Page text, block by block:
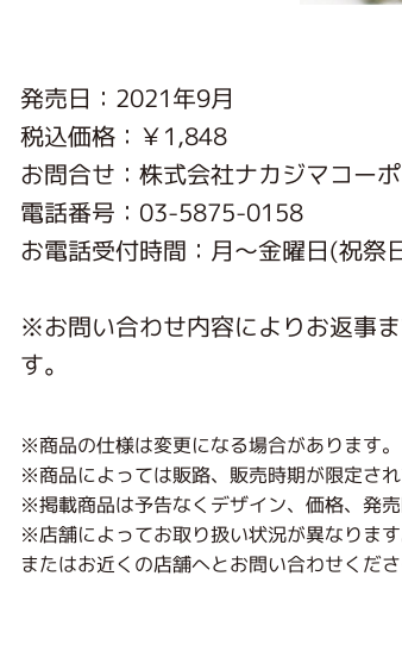
発売日：2021年9月
税込価格：￥1,848
お問合せ：株式会社ナカジマコー
電話番号：03-5875-0158
お電話受付時間：月〜金曜日(祝
※お問い合わせ内容によりお返事
す。
※商品の仕様は変更になる場合があります。
※商品によっては販路、販売時期が限定され
※掲載商品は予告なくデザイン、価格、発
※店舗によってお取り扱い状況が異なりま
またはお近くの店舗へとお問い合わせくださ
くまのがっこう 家庭科部